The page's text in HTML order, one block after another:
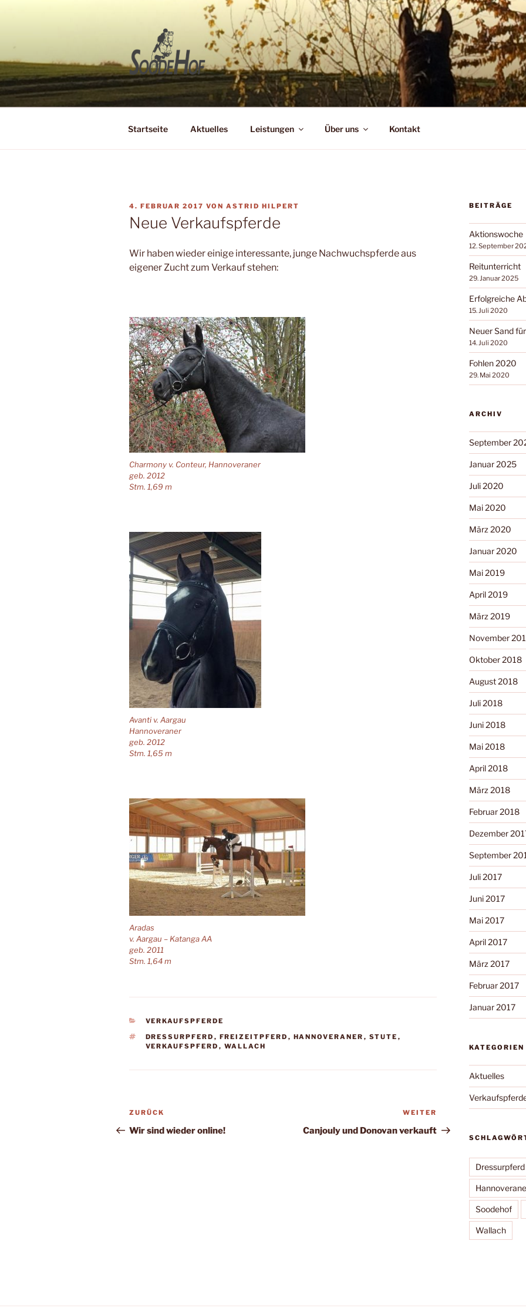
SOODEHOF
Reit- und Zuchtbetrieb
Startseite Aktuelles Leistungen Über uns Kontakt
VERÖFFENTLICHT
AM
4. FEBRUAR 2017 VON ASTRID HILPERT
Neue Verkaufspferde
Wir haben wieder einige interessante, junge Nachwuchspferde aus
eigener Zucht zum Verkauf stehen:
Charmony v. Conteur, Hannoveraner
geb. 2012
Stm. 1,69 m
Avanti v. Aargau
Hannoveraner
geb. 2012
Stm. 1,65 m
Aradas
v. Aargau – Katanga AA
geb. 2011
Stm. 1,64 m
KATEGORIEN
VERKAUFSPFERDE
SCHLAGWÖRTER
DRESSURPFERD , FREIZEITPFERD , HANNOVERANER , STUTE ,
VERKAUFSPFERD , WALLACH
Beitragsnavigation
Vorheriger
Beitrag
ZURÜCK
Wir sind wieder online!
Beitrag
WEITER
Canjouly und Donovan verkauft
BEITRÄGE
Aktionswoche
12. September
Reitunterricht
29. Januar 2025
Erfolgreiche
15. Juli 2020
Neuer Sand
14. Juli 2020
Fohlen 2020
29. Mai 2020
ARCHIV
September
Januar 2025
Juli 2020
Mai 2020
März 2020
Januar 2020
Mai 2019
April 2019
März 2019
November
Oktober 2018
August 2018
Juli 2018
Juni 2018
Mai 2018
April 2018
März 2018
Februar 2018
Dezember
September
Juli 2017
Juni 2017
Mai 2017
April 2017
März 2017
Februar 2017
Januar 2017
KATEGORIEN
Aktuelles
Dressurpferd
Soodehof
Wallach